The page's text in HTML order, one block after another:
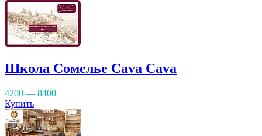
Школа Сомелье Cava Cava
4200 — 8400
Купить